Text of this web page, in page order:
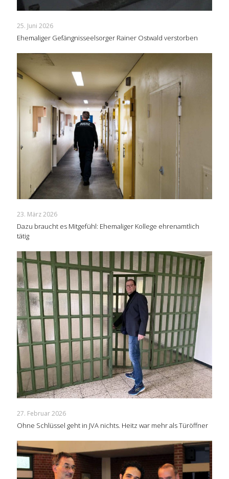
25. Juni 2026
Ehemaliger Gefängnisseelsorger Rainer Ostwald verstorben
23. März 2026
Dazu braucht es Mitgefühl: Ehemaliger Kollege ehrenamtlich
tätig
27. Februar 2026
Ohne Schlüssel geht in JVA nichts. Heitz war mehr als Türöffner